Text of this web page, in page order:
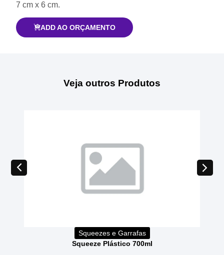
7 cm x 6 cm.
ADD AO ORÇAMENTO
Veja outros Produtos
Squeezes e Garrafas
Squeeze Plástico 700ml